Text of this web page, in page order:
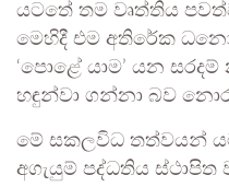
යටතේ තම වෘත්තිය
මෙහිදී එම අතිරේක
‘පොළේ යාම’ යන
හඳුන්වා ගන්නා බව
මේ සකලවිධ තත්වයන්
අගැයුම් පද්ධතිය